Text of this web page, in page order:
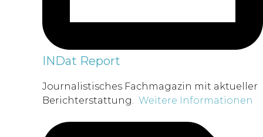
INDat Report
Journalistisches Fachmagazin mit aktueller
Berichterstattung. Weitere Informationen